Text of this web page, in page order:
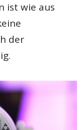
ist wie aus
der